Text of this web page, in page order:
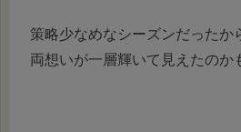
策略少なめなシーズンだったか
両想いが一層輝いて見えたのか